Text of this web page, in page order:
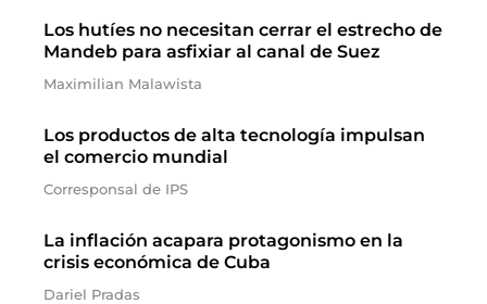
Los hutíes no necesitan cerrar el estrecho de
Mandeb para asfixiar al canal de Suez
Maximilian Malawista
Los productos de alta tecnología impulsan
el comercio mundial
Corresponsal de IPS
La inflación acapara protagonismo en la
crisis económica de Cuba
Dariel Pradas